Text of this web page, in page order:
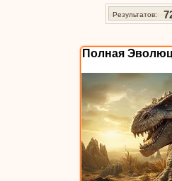
Результатов:
Полная